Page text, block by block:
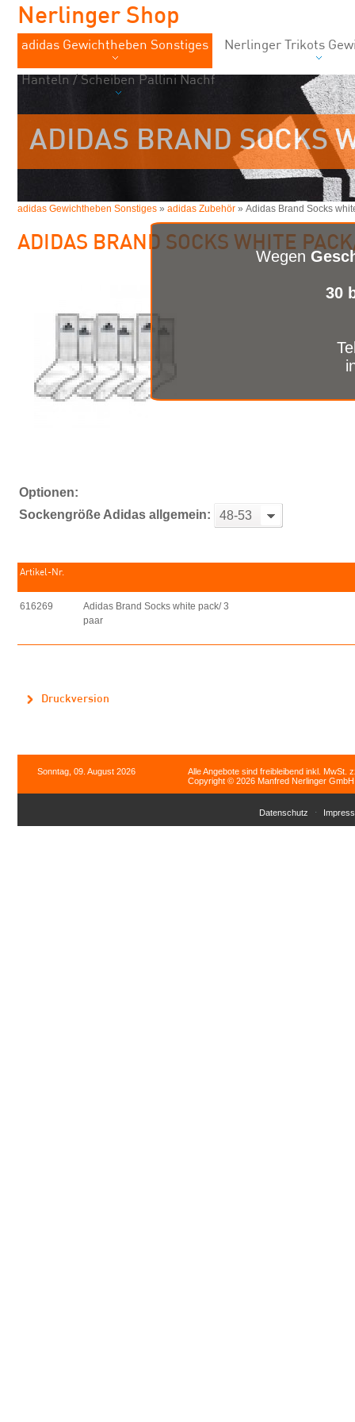
Wegen
30
Nerlinger Shop
adidas Gewichtheben Sonstiges Nerlinger Trikots
Hanteln / Scheiben Pallini Nachf
ADIDAS BRAND SOCKS
adidas Gewichtheben Sonstiges » adidas Zubehör » Adidas Brand Socks
ADIDAS BRAND SOCKS WHITE
Optionen:
Sockengröße Adidas allgemein:
48-53
Artikel-Nr.
616269
Adidas Brand Socks white pack/ 3
paar
Druckversion
Sonntag, 09. August 2026
Alle Angebote sind freibleibend inkl. MwSt.
Copyright © 2026 Manfred Nerlinger
Datenschutz